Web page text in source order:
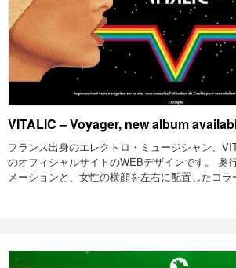
VITALIC – Voyager, new album
フランス出身のエレクトロ・ミュージシャン、
のオフィシャルサイトのWEBデザインです。 奥
メーションと、女性の横顔を左右に配置したコ